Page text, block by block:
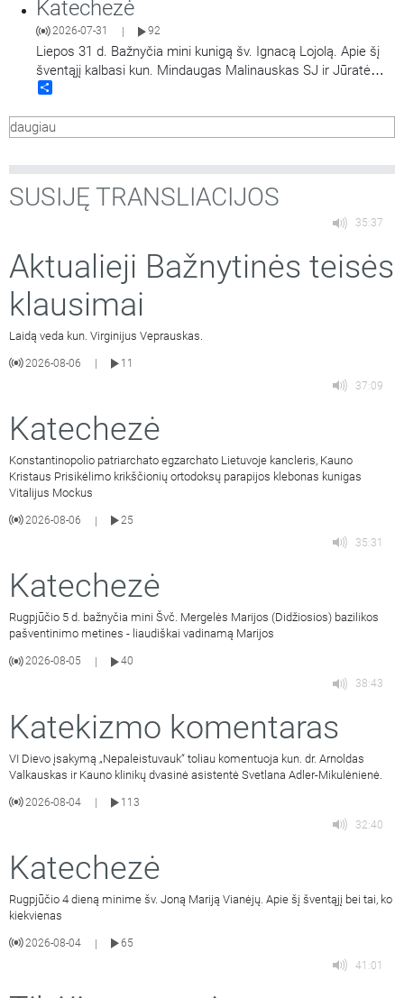
Petraitienė.
Katechezė
2026-07-31 92
Liepos 31 d. Bažnyčia mini kunigą šv. Ignacą Lojolą. Apie šį
šventąjį kalbasi kun. Mindaugas Malinauskas SJ ir Jūratė
Bieliauskaitė.
daugiau
SUSIJĘ TRANSLIACIJOS
35:37
Aktualieji Bažnytinės teisės
klausimai
Laidą veda kun. Virginijus Veprauskas.
2026-08-06
11
37:09
Katechezė
Konstantinopolio patriarchato egzarchato Lietuvoje kancleris, Kauno
Kristaus Prisikėlimo krikščionių ortodoksų parapijos klebonas kunigas
Vitalijus Mockus
2026-08-06 |
25
35:31
Katechezė
Rugpjūčio 5 d. bažnyčia mini Švč. Mergelės Marijos (Didžiosios) bazilikos
pašventinimo metines - liaudiškai vadinamą Marijos
2026-08-05
40
38:43
Katekizmo komentaras
VI Dievo įsakymą „Nepaleistuvauk“ toliau komentuoja kun. dr. Arnoldas
Valkauskas ir Kauno klinikų dvasinė asistentė Svetlana Adler-Mikulėnienė.
2026-08-04
113
32:40
Katechezė
Rugpjūčio 4 dieną minime šv. Joną Mariją Vianėjų. Apie šį šventąjį bei tai, ko
kiekvienas
2026-08-04 |
65
41:01